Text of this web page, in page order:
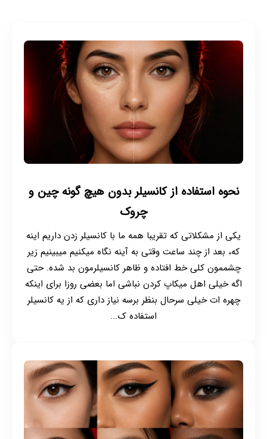
نحوه استفاده از کانسیلر بدون هیچ گونه چین و
چروک
یکی از مشکلاتی که تقریبا همه ما با کانسیلر زدن داریم اینه
که، بعد از چند ساعت وقتی به آینه نگاه میکنیم میبینیم زیر
چشممون کلی خط افتاده و ظاهر کانسیلرمون بد شده. حتی
اگه خیلی اهل میکاپ کردن نباشی اما بعضی روزا برای اینکه
چهره ات خیلی سرحال بنظر برسه نیاز داری که از یه کانسیلر
استفاده ک...